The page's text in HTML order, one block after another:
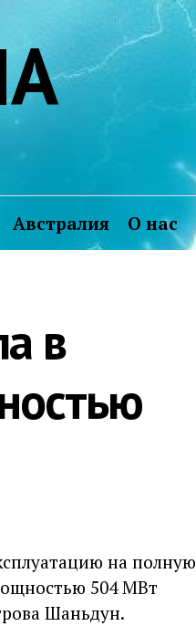
Австралия О нас
в
на полную
504 МВт
Шаньдун.